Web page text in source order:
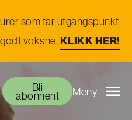
som tar utgangspunkt
voksne.KLIKK HER!
Bli
abonnent Meny